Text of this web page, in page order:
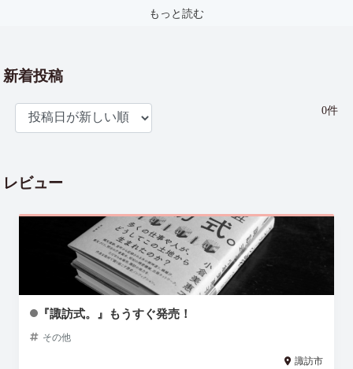
もっと読む
新着投稿
0件
レビュー
『諏訪式。』もうすぐ発売！
その他
諏訪市